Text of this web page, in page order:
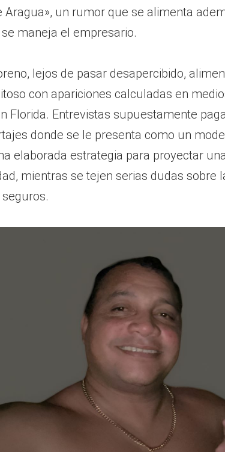
Aragua», un rumor que se alimenta
maneja el empresario.
lejos de pasar desapercibido,
con apariciones calculadas en
Florida. Entrevistas supuestamente
donde se le presenta como un
elaborada estrategia para proyectar
mientras se tejen serias dudas sobre